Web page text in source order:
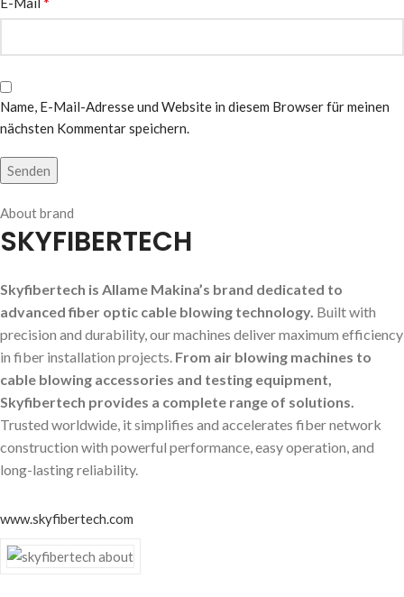
Name, E-Mail-Adresse und Website in diesem Browser für meinen
nächsten Kommentar speichern.
About brand
SKYFIBERTECH
Skyfibertech is Allame Makina’s brand dedicated to
advanced fiber optic cable blowing technology. Built with
precision and durability, our machines deliver maximum efficiency
in fiber installation projects. From air blowing machines to
cable blowing accessories and testing equipment,
Skyfibertech provides a complete range of solutions.
Trusted worldwide, it simplifies and accelerates fiber network
construction with powerful performance, easy operation, and
long-lasting reliability.
www.skyfibertech.com